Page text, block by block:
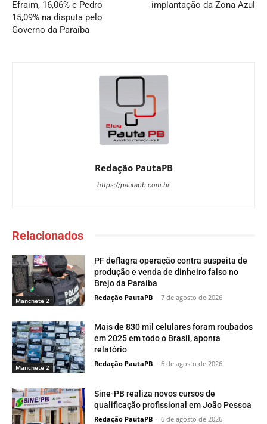
Efraim, 16,06% e Pedro
15,09% na disputa pelo
Governo da Paraíba
implantação da Zona Azul
Redação PautaPB
https://pautapb.com.br
Relacionados
Manchete 2
PF deflagra operação contra suspeita de
produção e venda de dinheiro falso no
Brejo da Paraíba
Redação PautaPB - 7 de agosto de 2026
Manchete 2
Mais de 830 mil celulares foram roubados
em 2025 em todo o Brasil, aponta
relatório
Redação PautaPB - 6 de agosto de 2026
Sine-PB realiza novos cursos de
qualificação profissional em João Pessoa
Redação PautaPB - 6 de agosto de 2026